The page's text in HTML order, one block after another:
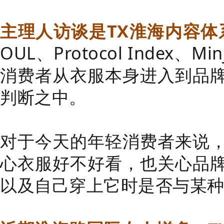
主理人访谈是TX淮海内容
OUL、Protocol Index、
消费者从衣服本身进入到品
判断之中。
对于今天的年轻消费者来说
心衣服好不好看，也关心品
以及自己穿上它时是否与某